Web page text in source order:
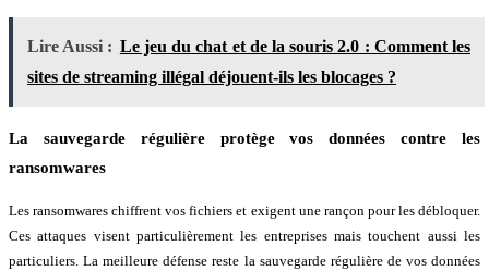
Lire Aussi : Le jeu du chat et de la souris 2.0 : Comment les
sites de streaming illégal déjouent-ils les blocages ?
La sauvegarde régulière protège vos données contre les
ransomwares
Les ransomwares chiffrent vos fichiers et exigent une rançon pour les débloquer.
Ces attaques visent particulièrement les entreprises mais touchent aussi les
particuliers. La meilleure défense reste la sauvegarde régulière de vos données